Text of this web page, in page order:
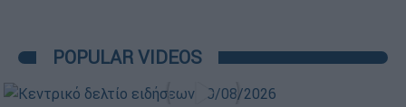
POPULAR VIDEOS